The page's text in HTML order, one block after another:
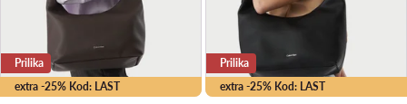
extra -25% Kod: LAST
Prilika
extra -25% Kod: LAST
Prilika